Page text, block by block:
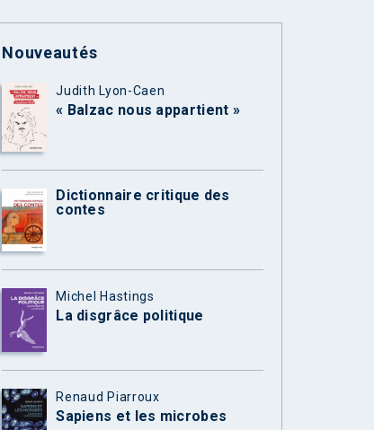
Nouveautés
Judith Lyon-Caen
« Balzac nous appartient »
Dictionnaire critique des
contes
Michel Hastings
La disgrâce politique
Renaud Piarroux
Sapiens et les microbes